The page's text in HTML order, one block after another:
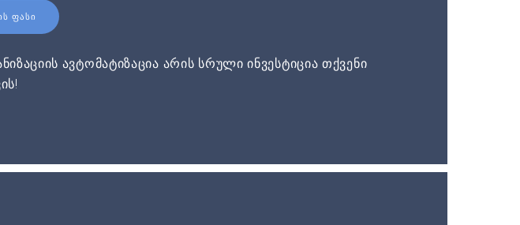
ᲤᲐᲡᲘ
ავტომატიზაცია არის სრული ინვესტიცია თქვენი